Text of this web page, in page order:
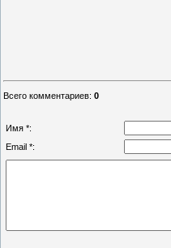
Всего комментариев: 0
Имя *:
Email *: